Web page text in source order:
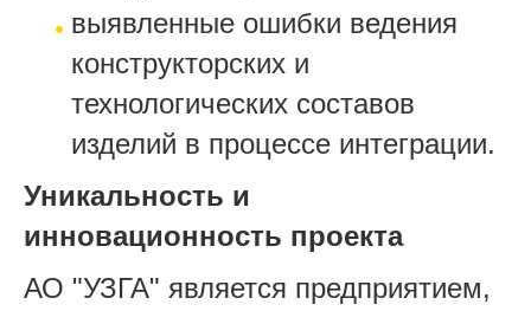
выявленные ошибки ведения
конструкторских и
технологических составов
изделий в процессе интеграции.
Уникальность и
инновационность проекта
АО "УЗГА" является предприятием,